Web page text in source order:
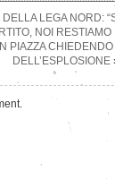
LEGA NORD:
NOI RESTIAMO
PIAZZA
DELL’ESPLOSIONE